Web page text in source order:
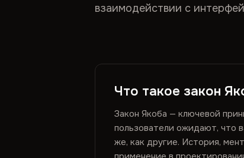
взаимодействии с
Что такое закон
Закон Якоба — ключевой
пользователи ожидают, что
же, как другие. История,